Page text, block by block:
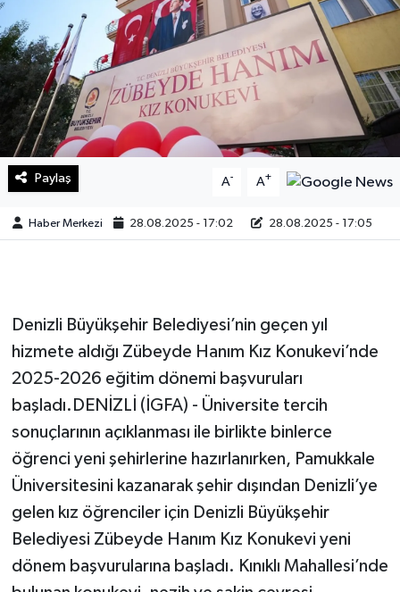
Paylaş A- A+
Haber Merkezi 28.08.2025 - 17:02 28.08.2025 - 17:05
Denizli Büyükşehir Belediyesi’nin geçen yıl
hizmete aldığı Zübeyde Hanım Kız Konukevi’nde
2025-2026 eğitim dönemi başvuruları
başladı.DENİZLİ (İGFA) - Üniversite tercih
sonuçlarının açıklanması ile birlikte binlerce
öğrenci yeni şehirlerine hazırlanırken, Pamukkale
Üniversitesini kazanarak şehir dışından Denizli’ye
gelen kız öğrenciler için Denizli Büyükşehir
Belediyesi Zübeyde Hanım Kız Konukevi yeni
dönem başvurularına başladı. Kınıklı Mahallesi’nde
Sağlık
Teknoloji
Yaşam